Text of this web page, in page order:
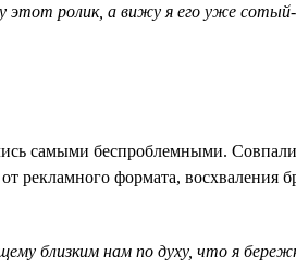
ролик, а вижу я его уже
самыми беспроблемными.
рекламного формата, восхваления
близким нам по духу, что я